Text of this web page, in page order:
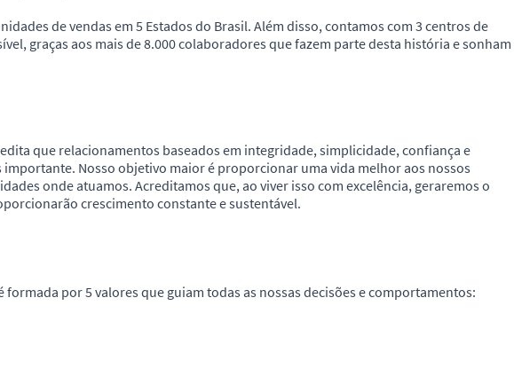
de vendas em 5 Estados do Brasil. Além disso, contamos com 3 centros de
graças aos mais de 8.000 colaboradores que fazem parte desta história e sonham
que relacionamentos baseados em integridade, simplicidade, confiança e
importante. Nosso objetivo maior é proporcionar uma vida melhor aos nossos
onde atuamos. Acreditamos que, ao viver isso com excelência, geraremos o
crescimento constante e sustentável.
formada por 5 valores que guiam todas as nossas decisões e comportamentos: